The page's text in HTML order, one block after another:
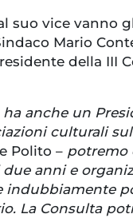
suo vice vanno
Mario
della III
ha anche un
culturali
Polito – potremo
anni e
indubbiamente
La Consulta